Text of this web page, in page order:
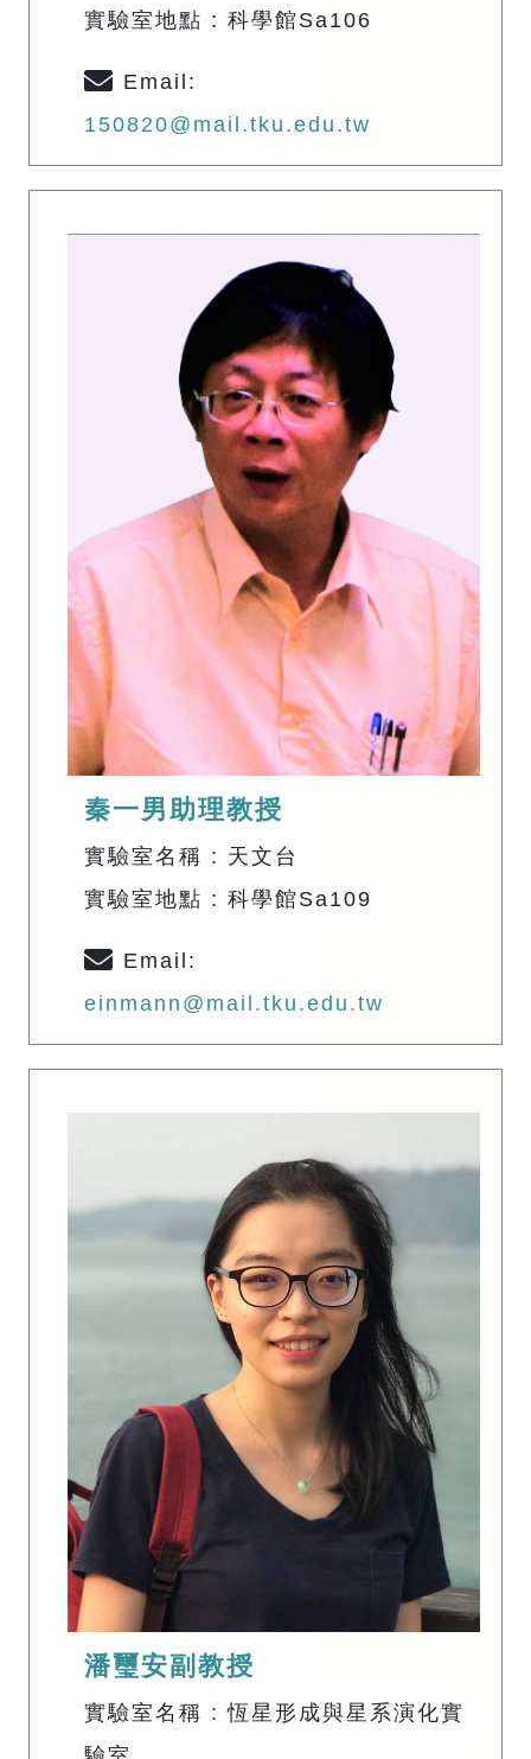
實驗室地點 : 科學館Sa106
Email:
150820@mail.tku.edu.tw
秦一男助理教授
實驗室名稱 : 天文台
實驗室地點 : 科學館Sa109
Email:
einmann@mail.tku.edu.tw
潘璽安副教授
實驗室名稱 : 恆星形成與星系演化實